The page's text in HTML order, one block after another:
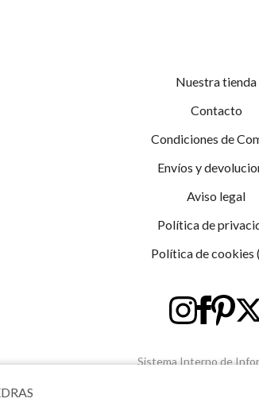
Nuestra tienda
Contacto
Condiciones de
Envíos y
Aviso legal
Política de
Política de cookies
Sistema Interno de